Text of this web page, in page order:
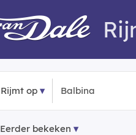
Rijmt op
Eerder bekeken